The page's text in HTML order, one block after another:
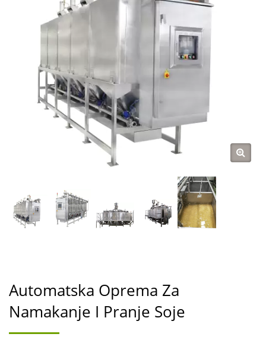
STROJEVA ZA
MLJEVENJE I KUHANJE |
YUNG SOON LIH FOOD
MACHINE CO., LTD.
Automatska Oprema Za
Namakanje I Pranje Soje